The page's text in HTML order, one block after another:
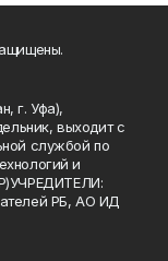
г. Уфа),
выходит с
службой по
и
РБ, АО ИД